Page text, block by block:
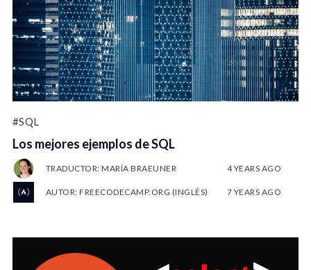
#SQL
Los mejores ejemplos de SQL
TRADUCTOR: MARÍA BRAEUNER 4 YEARS AGO
AUTOR: FREECODECAMP.ORG (INGLÉS) 7 YEARS AGO